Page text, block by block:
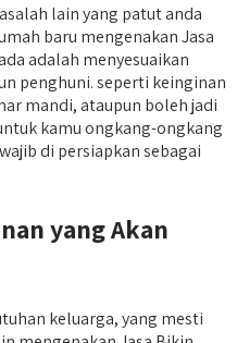
lain yang patut anda
baru mengenakan Jasa
adalah menyesuaikan
penghuni. seperti keinginan
mandi, ataupun boleh jadi
kamu ongkang-ongkang
di persiapkan sebagai
yang Akan
keluarga, yang mesti